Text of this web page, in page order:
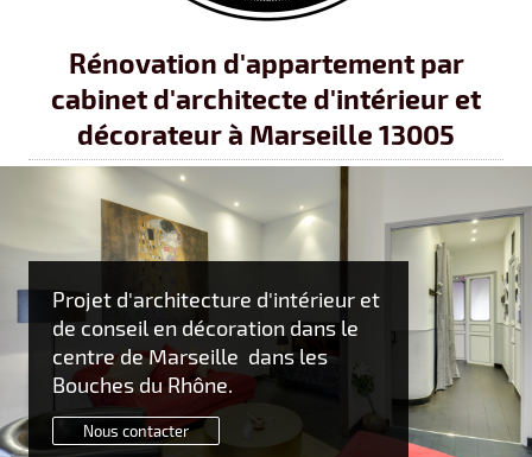
Rénovation d'appartement par
cabinet d'architecte d'intérieur et
décorateur à Marseille 13005
Projet d'architecture d'intérieur et
de conseil en décoration dans le
centre de Marseille dans les
Bouches du Rhône.
Nous contacter